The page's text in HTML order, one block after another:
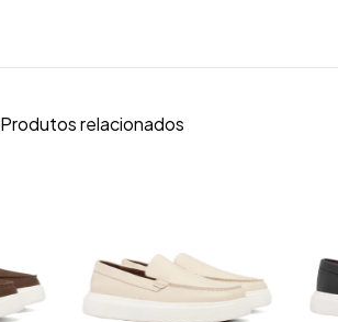
Produtos relacionados